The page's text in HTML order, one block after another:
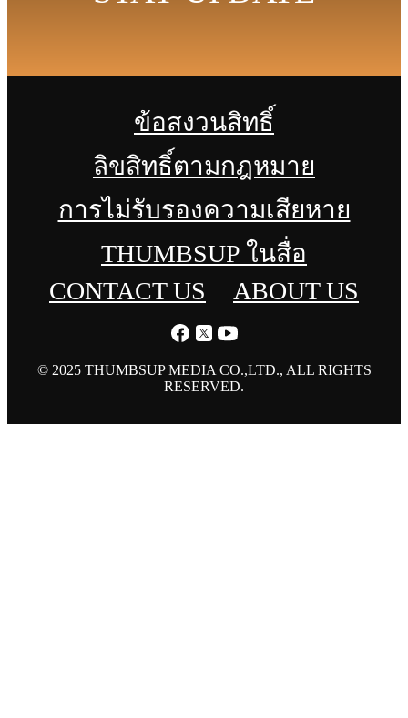
ข้อสงวนสิทธิ์
ลิขสิทธิ์ตามกฎหมาย
การไม่รับรองความเสียหาย
THUMBSUP ในสื่อ
CONTACT US
ABOUT US
© 2025 THUMBSUP MEDIA CO.,LTD., ALL RIGHTS
RESERVED.